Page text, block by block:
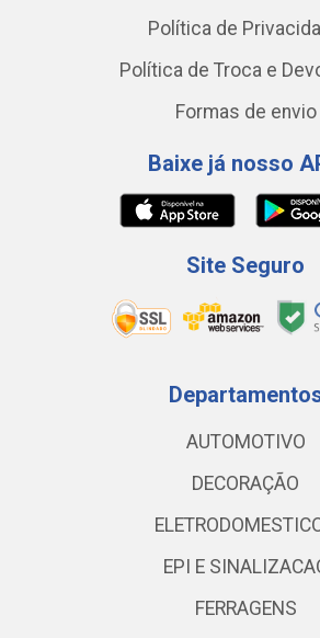
Política de
Política de Troca e
Formas de envio
Baixe já nosso
Site Seguro
AUTOMOTIVO
DECORAÇÃO
EPI E
FERRAGENS